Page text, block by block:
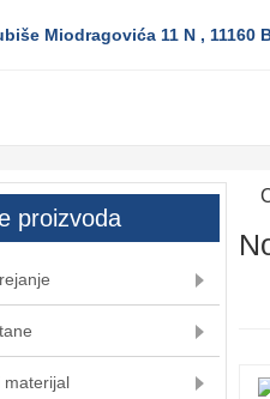
Miodragovića 11 N , 11160
proizvoda
materijal